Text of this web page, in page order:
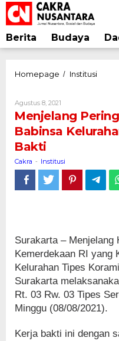
Lewati
ke
konten
Berita Budaya
Homepage / Institusi
RI
ke
-76
Tipes
Kerja
Agustus 8, 2021
Menjelang
Babinsa
Bakti
Cakra - Institusi
Surakarta – Menjelang
Kemerdekaan RI yang
Kelurahan Tipes
Surakarta
Rt. 03 Rw. 03 Tipes
Minggu (08/08/2021).
Kerja bakti ini dengan